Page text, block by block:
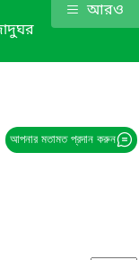
আরও
আপনার মতামত প্রদান করুন